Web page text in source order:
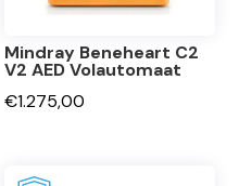
Mindray Beneheart C2
V2 AED Volautomaat
€1.275,00